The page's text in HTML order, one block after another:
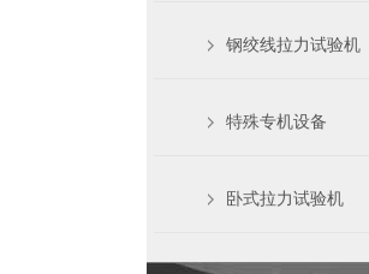
钢绞线拉力试验机
特殊专机设备
卧式拉力试验机